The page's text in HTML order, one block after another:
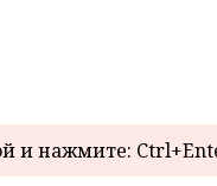
и нажмите: